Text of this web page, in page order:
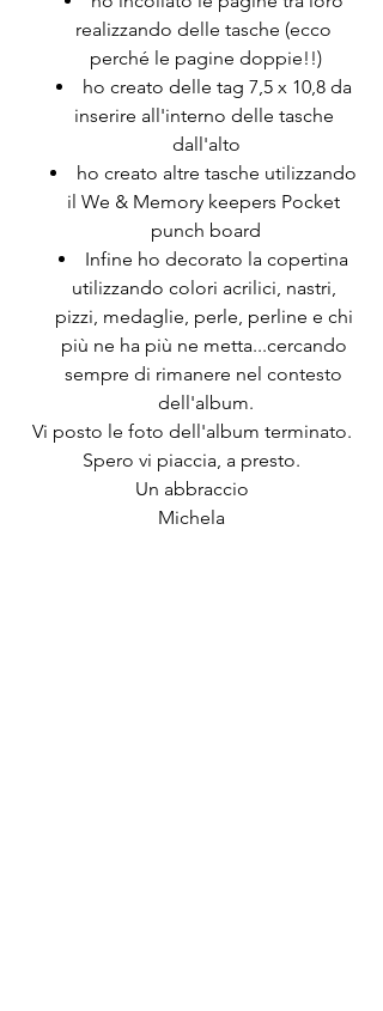
realizzando delle tasche (ecco
perché le pagine doppie!!)
ho creato delle tag 7,5 x 10,8 da
inserire all'interno delle tasche
dall'alto
ho creato altre tasche utilizzando
il We & Memory keepers Pocket
punch board
Infine ho decorato la copertina
utilizzando colori acrilici, nastri,
pizzi, medaglie, perle, perline e chi
più ne ha più ne metta...cercando
sempre di rimanere nel contesto
dell'album.
Vi posto le foto dell'album terminato.
Spero vi piaccia, a presto.
Un abbraccio
Michela